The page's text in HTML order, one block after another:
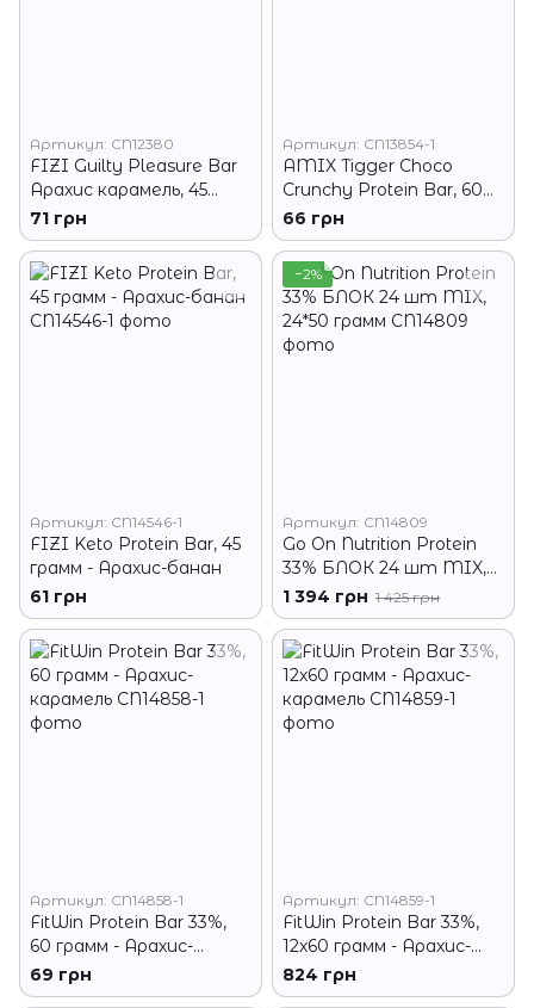
Артикул: CN12380
FIZI Guilty Pleasure Bar
Арахис карамель, 45
грамм
71 грн
Артикул: CN13854-1
AMIX Tigger Choco
Crunchy Protein Bar, 60
грамм - Марципановый
торт
66 грн
Артикул: CN14546-1
FIZI Keto Protein Bar, 45
грамм - Арахис-банан
61 грн
−2%
Артикул: CN14809
Go On Nutrition Protein
33% БЛОК 24 шт MIX,
24*50 грамм
1 394 грн 1 425 грн
Артикул: CN14858-1
FitWin Protein Bar 33%,
60 грамм - Арахис-
карамель
69 грн
Артикул: CN14859-1
FitWin Protein Bar 33%,
12x60 грамм - Арахис-
карамель
824 грн